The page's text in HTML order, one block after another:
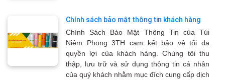
Chính sách bảo mật thông tin khách hàng
Chính Sách Bảo Mật Thông Tin của Túi
Niêm Phong 3TH cam kết bảo vệ tối đa
quyền lợi của khách hàng. Chúng tôi thu
thập, lưu trữ và sử dụng thông tin cá nhân
của quý khách nhằm mục đích cung cấp dịch